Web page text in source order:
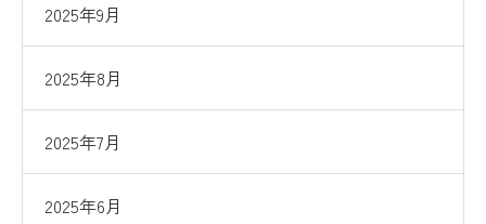
2025年9月
2025年8月
2025年7月
2025年6月